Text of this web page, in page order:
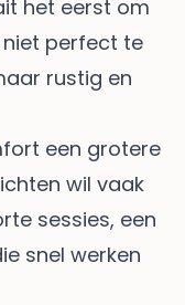
het eerst om
perfect te
rustig en
een grotere
wil vaak
sessies, een
snel werken